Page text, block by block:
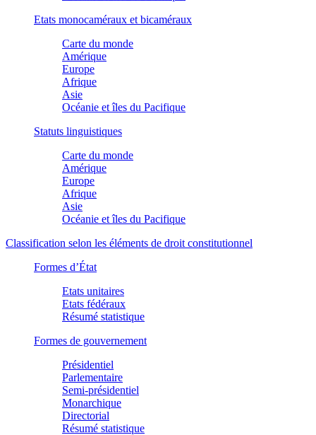
Etats monocaméraux et bicaméraux
Carte du monde
Amérique
Europe
Afrique
Asie
Océanie et îles du Pacifique
Statuts linguistiques
Carte du monde
Amérique
Europe
Afrique
Asie
Océanie et îles du Pacifique
Classification selon les éléments de droit constitutionnel
Formes d’État
Etats unitaires
Etats fédéraux
Résumé statistique
Formes de gouvernement
Présidentiel
Parlementaire
Semi-présidentiel
Monarchique
Directorial
Résumé statistique